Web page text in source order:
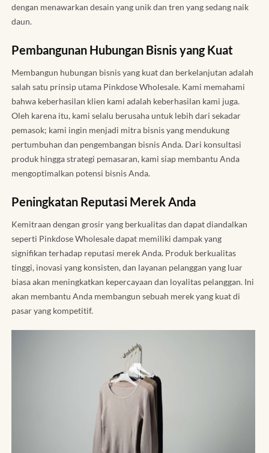
dengan menawarkan desain yang unik dan tren yang sedang naik
daun.
Pembangunan Hubungan Bisnis yang Kuat
Membangun hubungan bisnis yang kuat dan berkelanjutan adalah
salah satu prinsip utama Pinkdose Wholesale. Kami memahami
bahwa keberhasilan klien kami adalah keberhasilan kami juga.
Oleh karena itu, kami selalu berusaha untuk lebih dari sekadar
pemasok; kami ingin menjadi mitra bisnis yang mendukung
pertumbuhan dan pengembangan bisnis Anda. Dari konsultasi
produk hingga strategi pemasaran, kami siap membantu Anda
mengoptimalkan potensi bisnis Anda.
Peningkatan Reputasi Merek Anda
Kemitraan dengan grosir yang berkualitas dan dapat diandalkan
seperti Pinkdose Wholesale dapat memiliki dampak yang
signifikan terhadap reputasi merek Anda. Produk berkualitas
tinggi, inovasi yang konsisten, dan layanan pelanggan yang luar
biasa akan meningkatkan kepercayaan dan loyalitas pelanggan. Ini
akan membantu Anda membangun sebuah merek yang kuat di
pasar yang kompetitif.